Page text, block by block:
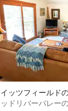
5つ星中4.99つ星
ッツフィールド
・アパート
ドリバーバレー